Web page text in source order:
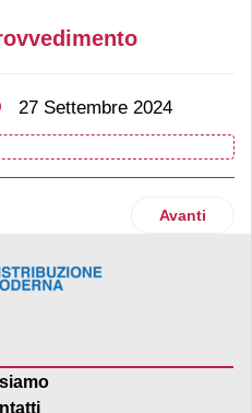
27 Settembre 2024
dalla Federazione trentina
Articolo
Avanti